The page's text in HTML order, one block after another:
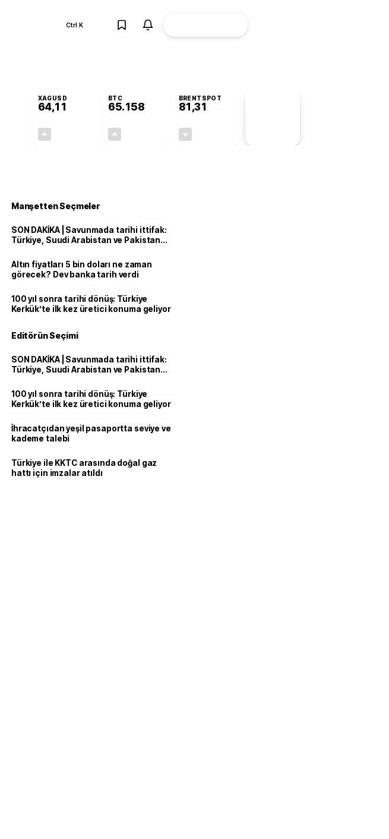
Ctrl K
XAGUSD
64,11
BTC
65.158
BRENTSPOT
81,31
Manşetten Seçmeler
SON DAKİKA | Savunmada tarihi ittifak:
Türkiye, Suudi Arabistan ve Pakistan
Altın fiyatları 5 bin doları ne zaman
görecek? Dev banka tarih verdi
100 yıl sonra tarihi dönüş: Türkiye
Kerkük’te ilk kez üretici konuma geliyor
Editörün Seçimi
SON DAKİKA | Savunmada tarihi ittifak:
Türkiye, Suudi Arabistan ve Pakistan
100 yıl sonra tarihi dönüş: Türkiye
Kerkük’te ilk kez üretici konuma geliyor
İhracatçıdan yeşil pasaportta seviye ve
kademe talebi
Türkiye ile KKTC arasında doğal gaz
hattı için imzalar atıldı